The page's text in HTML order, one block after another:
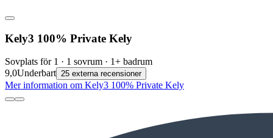
Kely3 100% Private Kely
Sovplats för 1 · 1 sovrum · 1+ badrum
9,0Underbart 25 externa recensioner
Mer information om Kely3 100% Private Kely